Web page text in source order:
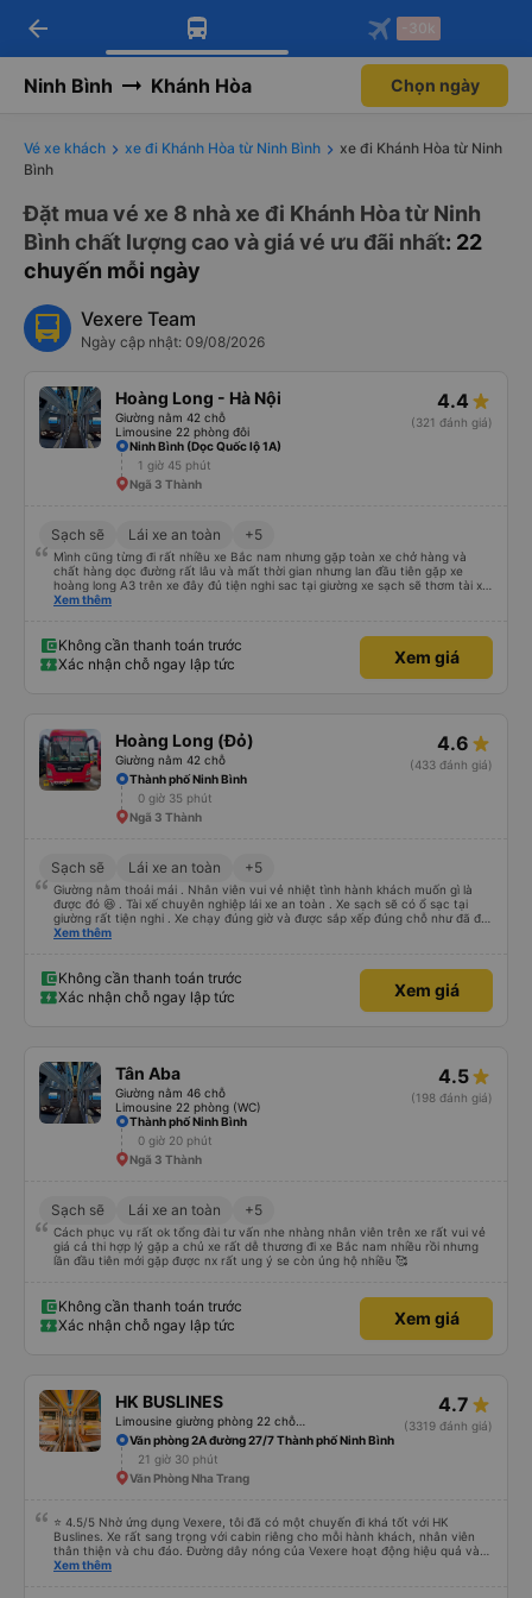
Tải app Vexere ngay!
Nhận ưu đãi thành viên độc
Mở app
Tải app Vexere
-30k/ghế khi đặt vé máy bay qua
Mở app
arrow_back -30k
Ninh Bình Khánh Hòa Chọn ngày
Vé xe khách xe đi Khánh Hòa từ Ninh Bình
xe đi Khánh Hòa từ Ninh
Bình
Đặt mua vé xe 8 nhà xe đi Khánh Hòa từ Ninh
Bình chất lượng cao và giá vé ưu đãi nhất: 22
chuyến mỗi ngày
Vexere Team
Ngày cập nhật: 09/08/2026
Hoàng Long - Hà Nội
Giường nằm 42 chỗ
Limousine 22 phòng đôi
4.4
(321 đánh giá)
Ninh Bình (Dọc Quốc lộ 1A)
1 giờ 45 phút
Ngã 3 Thành
Sạch sẽ Lái xe an toàn +5
Mình cũng từng đi rất nhiều xe Bắc nam nhưng gặp toàn xe chở hàng và
chất hàng dọc đường rất lâu và mất thời gian nhưng lan đầu tiên gặp xe
hoàng long A3 trên xe đây đủ tiện nghi sac tại giường xe sạch sẽ thơm tài xế
lo xe thoải mái vui tính sẽ con ung hô nhe
Xem thêm
Không cần thanh toán trước
Xác nhận chỗ ngay lập tức
Xem giá
Hoàng Long (Đỏ)
Giường nằm 42 chỗ
4.6
(433 đánh giá)
Thành phố Ninh Bình
0 giờ 35 phút
Ngã 3 Thành
Sạch sẽ Lái xe an toàn +5
Giường nằm thoải mái . Nhân viên vui vẻ nhiệt tình hành khách muốn gì là
được đó 😆 . Tài xế chuyên nghiệp lái xe an toàn . Xe sạch sẽ có ổ sạc tại
giường rất tiện nghi . Xe chạy đúng giờ và được sắp xếp đúng chỗ như đã đặt
. Điểm 10 cho hoàng long đỏ 👍
Xem thêm
Không cần thanh toán trước
Xác nhận chỗ ngay lập tức
Xem giá
Tân Aba
Giường nằm 46 chỗ
Limousine 22 phòng (WC)
4.5
(198 đánh giá)
Thành phố Ninh Bình
0 giờ 20 phút
Ngã 3 Thành
Sạch sẽ Lái xe an toàn +5
Cách phục vụ rất ok tổng đài tư vấn nhe nhàng nhân viên trên xe rất vui vẻ
giá cả thi hợp lý gặp a chủ xe rất dễ thương đi xe Bắc nam nhiều rồi nhưng
lần đầu tiên mới gặp được nx rất ung ý se còn ủng hộ nhiều 🥰
Không cần thanh toán trước
Xác nhận chỗ ngay lập tức
Xem giá
HK BUSLINES 4.7
(3319 đánh giá)
Văn phòng 2A đường 27/7 Thành phố Ninh Bình
21 giờ 30 phút
Văn Phòng Nha Trang
⭐ 4.5/5 Nhờ ứng dụng Vexere, tôi đã có một chuyến đi khá tốt với HK
Buslines. Xe rất sang trọng với cabin riêng cho mỗi hành khách, nhân viên
thân thiện và chu đáo. Đường dây nóng của Vexere hoạt động hiệu quả và
thể hiện trách nhiệm với khách hàng. Nhược điểm: -0.5 sao vì quy trình đặt
Xem thêm